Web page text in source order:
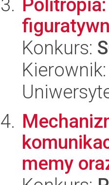
Konkurs:
memy